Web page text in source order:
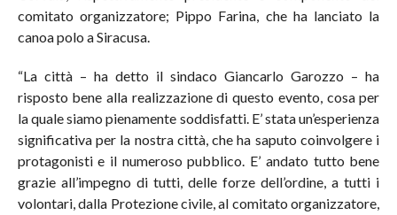
comitato organizzatore; Pippo Farina, che ha lanciato la
canoa polo a Siracusa.
“La città – ha detto il sindaco Giancarlo Garozzo – ha
risposto bene alla realizzazione di questo evento, cosa per
la quale siamo pienamente soddisfatti. E’ stata un’esperienza
significativa per la nostra città, che ha saputo coinvolgere i
protagonisti e il numeroso pubblico. E’ andato tutto bene
grazie all’impegno di tutti, delle forze dell’ordine, a tutti i
volontari, dalla Protezione civile, al comitato organizzatore,